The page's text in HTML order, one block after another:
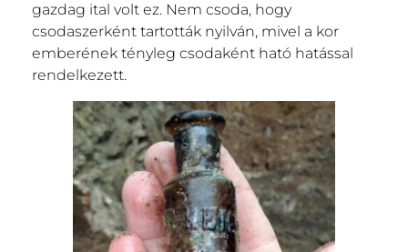
gazdag ital volt ez. Nem csoda, hogy
csodaszerként tartották nyilván, mivel a kor
emberének tényleg csodaként ható hatással
rendelkezett.